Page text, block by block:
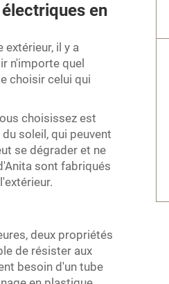
en
il y a
n'importe quel
choisir celui qui
choisissez est
soleil, qui peuvent
se dégrader et ne
sont fabriqués
deux propriétés
de résister aux
besoin d'un tube